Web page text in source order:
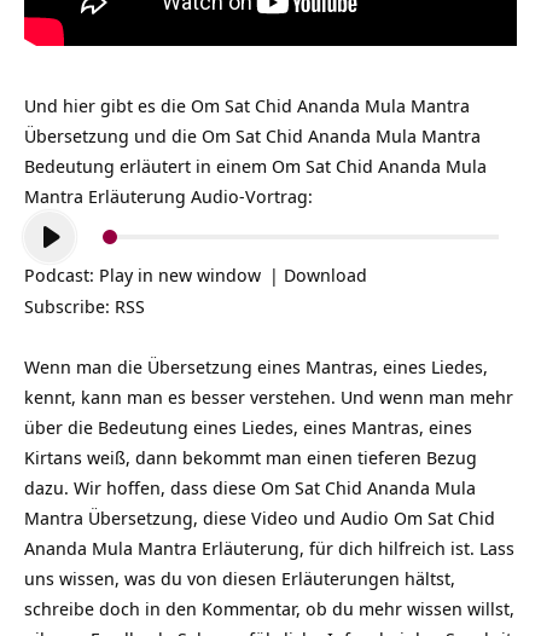
Und hier gibt es die Om Sat Chid Ananda Mula Mantra
Übersetzung und die Om Sat Chid Ananda Mula Mantra
Bedeutung erläutert in einem Om Sat Chid Ananda Mula
Mantra Erläuterung Audio-Vortrag:
Audio-
Player
Podcast: Play in new window | Download
Subscribe: RSS
Wenn man die Übersetzung eines Mantras, eines Liedes,
kennt, kann man es besser verstehen. Und wenn man mehr
über die Bedeutung eines Liedes, eines Mantras, eines
Kirtans weiß, dann bekommt man einen tieferen Bezug
dazu. Wir hoffen, dass diese Om Sat Chid Ananda Mula
Mantra Übersetzung, diese Video und Audio Om Sat Chid
Ananda Mula Mantra Erläuterung, für dich hilfreich ist. Lass
uns wissen, was du von diesen Erläuterungen hältst,
schreibe doch in den Kommentar, ob du mehr wissen willst,